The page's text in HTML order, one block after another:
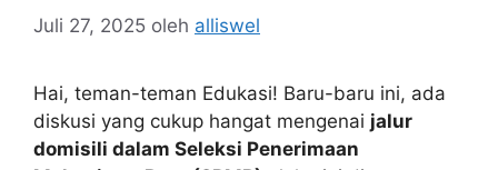
Juli 27, 2025 oleh alliswel
Hai, teman-teman Edukasi! Baru-baru ini, ada
diskusi yang cukup hangat mengenai jalur
domisili dalam Seleksi Penerimaan